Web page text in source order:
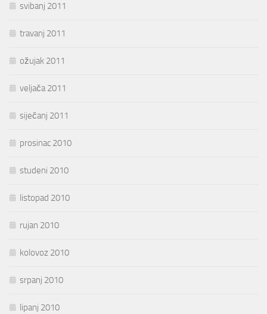
svibanj 2011
travanj 2011
ožujak 2011
veljača 2011
siječanj 2011
prosinac 2010
studeni 2010
listopad 2010
rujan 2010
kolovoz 2010
srpanj 2010
lipanj 2010